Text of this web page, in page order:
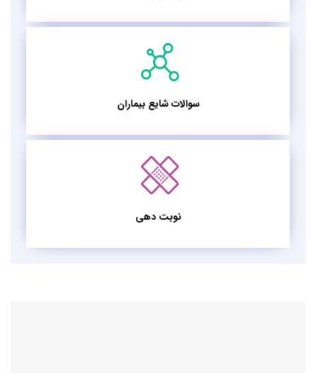
سوالات شایع بیماران
نوبت دهی